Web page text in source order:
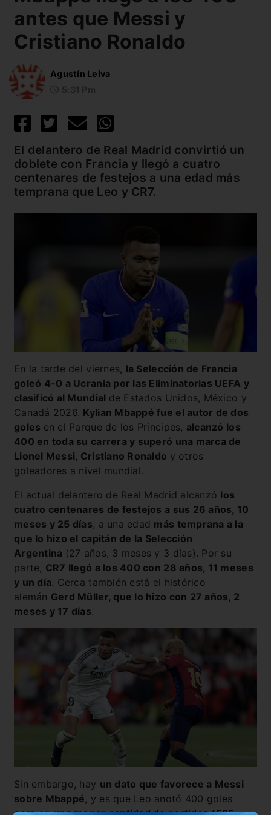
antes que Messi y
Cristiano Ronaldo
Agustín Leiva
El delantero de Real Madrid convirtió un
doblete con Francia y llegó a cuatro
centenares de festejos a una edad más
temprana que Leo y CR7.
En la tarde del viernes, la Selección de Francia
goleó 4-0 a Ucrania por las Eliminatorias UEFA y
clasificó al Mundial de Estados Unidos, México y
Canadá 2026. Kylian Mbappé fue el autor de dos
goles en el Parque de los Príncipes, alcanzó los
400 en toda su carrera y superó una marca de
Lionel Messi, Cristiano Ronaldo y otros
goleadores a nivel mundial.
El actual delantero de Real Madrid alcanzó los
cuatro centenares de festejos a sus 26 años, 10
meses y 25 días, a una edad más temprana a la
que lo hizo el capitán de la Selección
Argentina (27 años, 3 meses y 3 días). Por su
parte, CR7 llegó a los 400 con 28 años, 11 meses
y un día. Cerca también está el histórico
alemán Gerd Müller, que lo hizo con 27 años, 2
meses y 17 días.
Sin embargo, hay un dato que favorece a Messi
sobre Mbappé, y es que Leo anotó 400 goles